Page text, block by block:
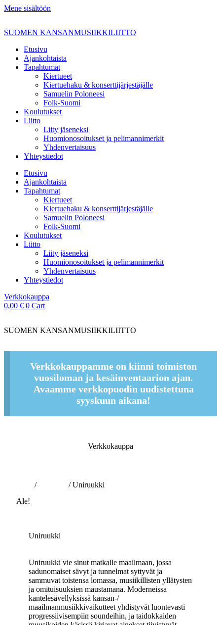
Mene sisältöön
SUOMEN KANSANMUSIIKKILIITTO
Etusivu
Ajankohtaista
Tapahtumat
Kiertueet
Kiertuehaku & konserttijärjestäjälle
Samuelin Poloneesi
Folk-Suomi
Koulutukset
Liitto
Liity jäseneksi
Huomionosoitukset ja pelimannimerkit
Yhdenvertaisuus
Yhteystiedot
Etusivu
Ajankohtaista
Tapahtumat
Kiertueet
Kiertuehaku & konserttijärjestäjälle
Samuelin Poloneesi
Folk-Suomi
Koulutukset
Liitto
Liity jäseneksi
Huomionosoitukset ja pelimannimerkit
Yhdenvertaisuus
Yhteystiedot
Verkkokauppa
0,00 € 0 Cart
SUOMEN KANSANMUSIIKKILIITTO
Verkkokauppamme on kiinni toimiston
vuosiloman ja kesäinventaarion ajan.
Avaamme verkkopuodin uudistettuna
syyskuun aikana!
Verkkokauppa
/
/ Uniruukki
Ale!
Uniruukki
Uniruukki vie sinut matkalle maailmaan, jossa
sadunomaiset sävyt ja tunnelmat syttyvät ja
sammuvat toistensa lomassa, musiikillisten yllätysten
ja omituisuuksien maustamana. Moderneissa
kantelesävellyksissä kansan-/
maailmanmusiikkivaikutteet yhdistyvät luontevasti
progressiivisempiin soundeihin, ja taidokkaiden